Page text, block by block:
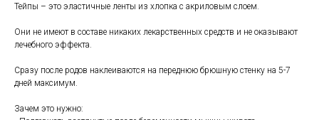
Тейпы – это эластичные ленты из хлопка с акриловым слоем.
Они не имеют в составе никаких лекарственных средств и не оказывают
лечебного эффекта.
Сразу после родов наклеиваются на переднюю брюшную стенку на 5-7
дней максимум.
Зачем это нужно: